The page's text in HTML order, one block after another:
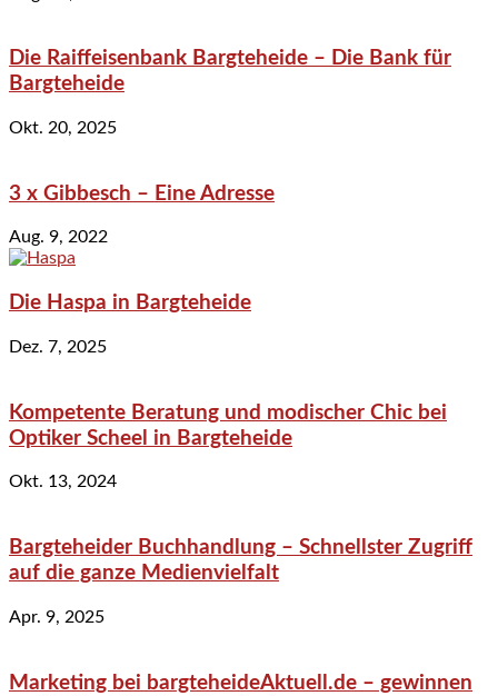
Die Raiffeisenbank Bargteheide – Die Bank für
Bargteheide
Okt. 20, 2025
3 x Gibbesch – Eine Adresse
Aug. 9, 2022
Die Haspa in Bargteheide
Dez. 7, 2025
Kompetente Beratung und modischer Chic bei
Optiker Scheel in Bargteheide
Okt. 13, 2024
Bargteheider Buchhandlung – Schnellster Zugriff
auf die ganze Medienvielfalt
Apr. 9, 2025
Marketing bei bargteheideAktuell.de – gewinnen